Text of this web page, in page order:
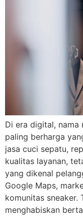
Di era digital, nama
paling berharga
jasa cuci sepatu,
kualitas layanan,
yang dikenal
Google Maps,
komunitas sneaker.
menghabiskan